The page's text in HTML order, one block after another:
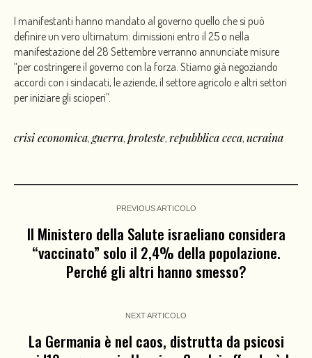
I manifestanti hanno mandato al governo quello che si può
definire un vero ultimatum: dimissioni entro il 25 o nella
manifestazione del 28 Settembre verranno annunciate misure
“per costringere il governo con la forza. Stiamo già negoziando
accordi con i sindacati, le aziende, il settore agricolo e altri settori
per iniziare gli scioperi”.
crisi economica, guerra, proteste, repubblica ceca, ucraina
PREVIOUS ARTICOLO
Il Ministero della Salute israeliano considera
“vaccinato” solo il 2,4% della popolazione.
Perché gli altri hanno smesso?
NEXT ARTICOLO
La Germania è nel caos, distrutta da psicosi